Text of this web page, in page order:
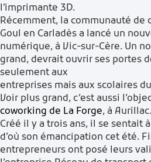
l’imprimante 3D.
Récemment, la communauté de
Goul en Carladès a lancé un
numérique, à Vic-sur-Cère. Un
grand, devrait ouvrir ses portes
seulement aux
entreprises mais aux scolaires
Voir plus grand, c’est aussi
coworking de La Forge, à Aurillac.
Créé il y a trois ans, il se sentait
d’où son émancipation cet été.
entrepreneurs ont posé leurs